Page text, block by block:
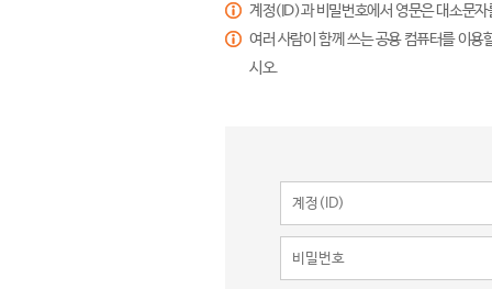
계정(ID)과 비밀번호에서 영문은 대소문
여러 사람이 함께 쓰는 공용 컴퓨터를 이
시오.